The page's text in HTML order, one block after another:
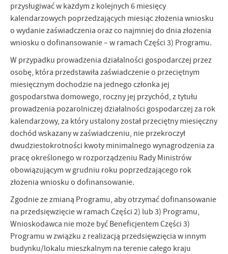
przysługiwać w każdym z kolejnych 6 miesięcy
kalendarzowych poprzedzających miesiąc złożenia wniosku
o wydanie zaświadczenia oraz co najmniej do dnia złożenia
wniosku o dofinansowanie – w ramach Części 3) Programu.
W przypadku prowadzenia działalności gospodarczej przez
osobę, która przedstawiła zaświadczenie o przeciętnym
miesięcznym dochodzie na jednego członka jej
gospodarstwa domowego, roczny jej przychód, z tytułu
prowadzenia pozarolniczej działalności gospodarczej za rok
kalendarzowy, za który ustalony został przeciętny miesięczny
dochód wskazany w zaświadczeniu, nie przekroczył
dwudziestokrotności kwoty minimalnego wynagrodzenia za
pracę określonego w rozporządzeniu Rady Ministrów
obowiązującym w grudniu roku poprzedzającego rok
złożenia wniosku o dofinansowanie.
Zgodnie ze zmianą Programu, aby otrzymać dofinansowanie
na przedsięwzięcie w ramach Części 2) lub 3) Programu,
Wnioskodawca nie może być Beneficjentem Części 3)
Programu w związku z realizacją przedsięwzięcia w innym
budynku/lokalu mieszkalnym na terenie całego kraju